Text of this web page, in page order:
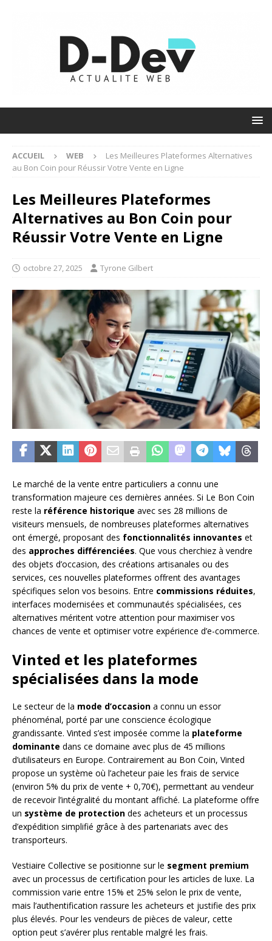
ACCUEIL WEB
Les Meilleures Plateformes Alternatives
au Bon Coin pour Réussir Votre Vente en Ligne
Les Meilleures Plateformes
Alternatives au Bon Coin pour
Réussir Votre Vente en Ligne
octobre 27, 2025 Tyrone Gilbert
Le marché de la vente entre particuliers a connu une
transformation majeure ces dernières années. Si Le Bon Coin
reste la référence historique avec ses 28 millions de
visiteurs mensuels, de nombreuses plateformes alternatives
ont émergé, proposant des fonctionnalités innovantes et
des approches différenciées. Que vous cherchiez à vendre
des objets d’occasion, des créations artisanales ou des
services, ces nouvelles plateformes offrent des avantages
spécifiques selon vos besoins. Entre commissions réduites,
interfaces modernisées et communautés spécialisées, ces
alternatives méritent votre attention pour maximiser vos
chances de vente et optimiser votre expérience d’e-commerce.
Vinted et les plateformes
spécialisées dans la mode
Le secteur de la mode d’occasion a connu un essor
phénoménal, porté par une conscience écologique
grandissante. Vinted s’est imposée comme la plateforme
dominante dans ce domaine avec plus de 45 millions
d’utilisateurs en Europe. Contrairement au Bon Coin, Vinted
propose un système où l’acheteur paie les frais de service
(environ 5% du prix de vente + 0,70€), permettant au vendeur
de recevoir l’intégralité du montant affiché. La plateforme offre
un système de protection des acheteurs et un processus
d’expédition simplifié grâce à des partenariats avec des
transporteurs.
Vestiaire Collective se positionne sur le segment premium
avec un processus de certification pour les articles de luxe. La
commission varie entre 15% et 25% selon le prix de vente,
mais l’authentification rassure les acheteurs et justifie des prix
plus élevés. Pour les vendeurs de pièces de valeur, cette
option peut s’avérer plus rentable malgré les frais.